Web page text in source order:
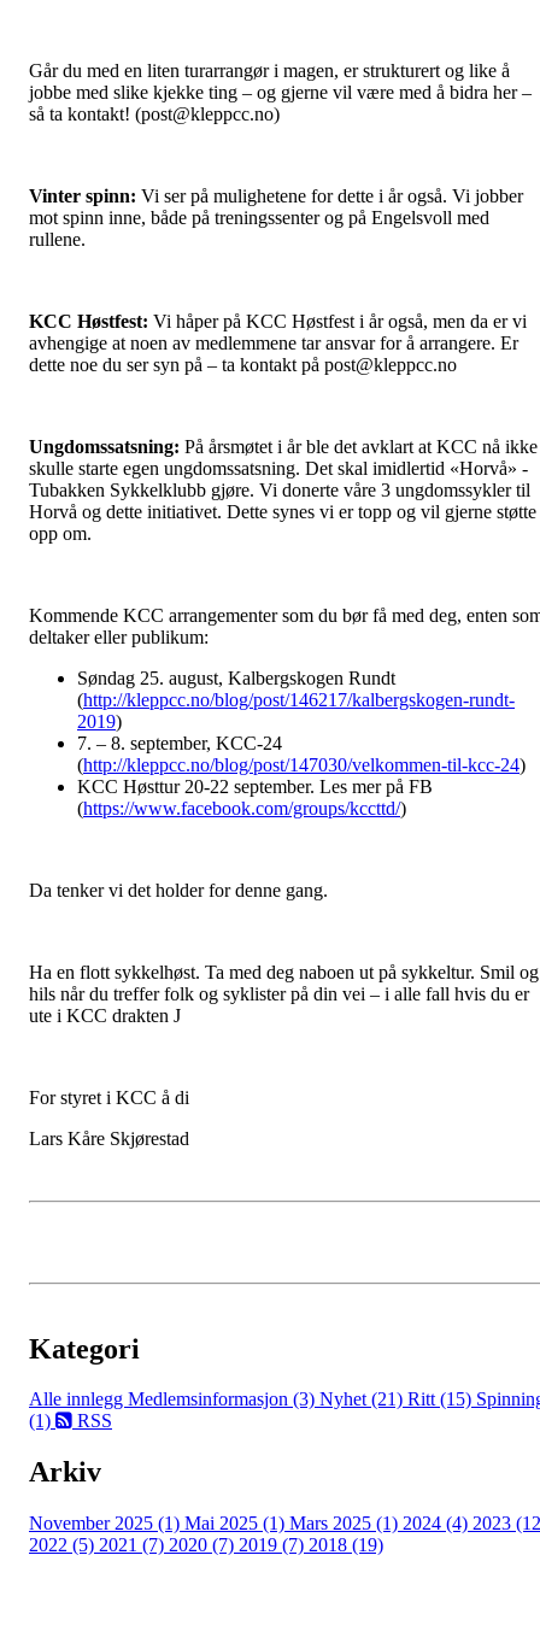
Går du med en liten turarrangør i magen, er strukturert og like å
jobbe med slike kjekke ting – og gjerne vil være med å bidra her –
så ta kontakt! (post@kleppcc.no)
Vinter spinn: Vi ser på mulighetene for dette i år også. Vi jobber
mot spinn inne, både på treningssenter og på Engelsvoll med
rullene.
KCC Høstfest: Vi håper på KCC Høstfest i år også, men da er vi
avhengige at noen av medlemmene tar ansvar for å arrangere. Er
dette noe du ser syn på – ta kontakt på post@kleppcc.no
Ungdomssatsning: På årsmøtet i år ble det avklart at KCC nå ikke
skulle starte egen ungdomssatsning. Det skal imidlertid «Horvå» -
Tubakken Sykkelklubb gjøre. Vi donerte våre 3 ungdomssykler til
Horvå og dette initiativet. Dette synes vi er topp og vil gjerne støtte
opp om.
Kommende KCC arrangementer som du bør få med deg, enten
deltaker eller publikum:
Søndag 25. august, Kalbergskogen Rundt
(http://kleppcc.no/blog/post/146217/kalbergskogen-rundt-
2019)
7. – 8. september, KCC-24
(http://kleppcc.no/blog/post/147030/velkommen-til-kcc-24)
KCC Høsttur 20-22 september. Les mer på FB
(https://www.facebook.com/groups/kccttd/)
Da tenker vi det holder for denne gang.
Ha en flott sykkelhøst. Ta med deg naboen ut på sykkeltur. Smil og
hils når du treffer folk og syklister på din vei – i alle fall hvis du er
ute i KCC drakten J
For styret i KCC å di
Lars Kåre Skjørestad
Kategori
Alle innlegg Medlemsinformasjon (3) Nyhet (21) Ritt (15)
(1)
RSS
Arkiv
November 2025 (1) Mai 2025 (1) Mars 2025 (1) 2024 (4) 2023
2022 (5) 2021 (7) 2020 (7) 2019 (7) 2018 (19)